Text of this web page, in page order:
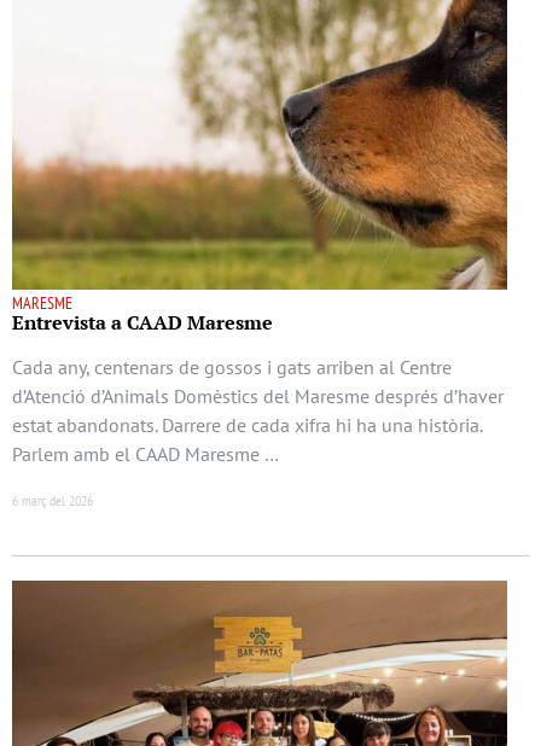
MARESME
Entrevista a CAAD Maresme
Cada any, centenars de gossos i gats arriben al Centre
d’Atenció d’Animals Domèstics del Maresme després d’haver
estat abandonats. Darrere de cada xifra hi ha una història.
Parlem amb el CAAD Maresme …
6 març del 2026